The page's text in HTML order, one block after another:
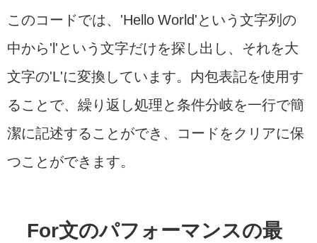
このコードでは、'Hello World'という文字列の
中から'l'という文字だけを探し出し、それを大
文字の'L'に変換しています。内包表記を使用す
ることで、繰り返し処理と条件分岐を一行で簡
潔に記述することができ、コードをクリアに保
つことができます。
For文のパフォーマンスの最